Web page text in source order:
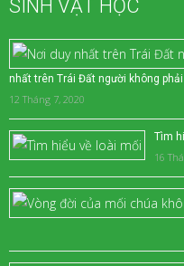
SINH VẬT HỌC
nhất trên Trái Đất người không
12 Tháng 7, 2020
Tìm
16